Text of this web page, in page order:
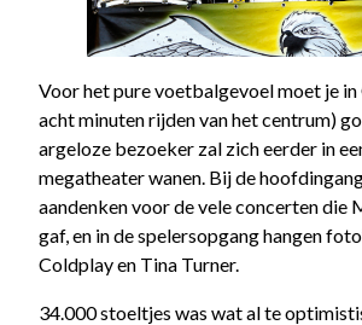
Voor het pure voetbalgevoel moet je
acht minuten rijden van het centrum)
argeloze bezoeker zal zich eerder in
megatheater wanen. Bij de
aandenken voor de vele concerten die
gaf, en in de spelersopgang hangen
Coldplay en Tina Turner.
34.000 stoeltjes was wat al te